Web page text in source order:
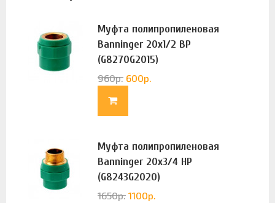
Муфта полипропиленовая
Banninger 20х1/2 ВР
(G8270G2015)
960р. 600р.
Муфта полипропиленовая
Banninger 20х3/4 НР
(G8243G2020)
1650р. 1100р.